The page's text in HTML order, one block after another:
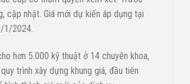
cập nhật. Giá mới dự kiến áp dụng tại
1/2024.
hơn 5.000 kỹ thuật ở 14 chuyên khoa,
trình xây dựng khung giá, đầu tiên